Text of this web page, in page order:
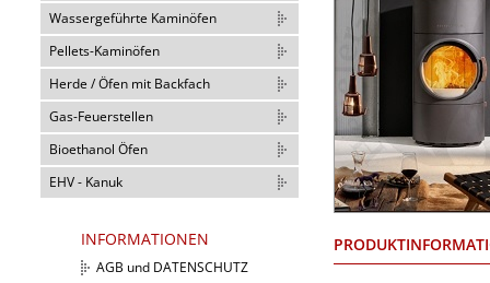
Wassergeführte Kaminöfen
Pellets-Kaminöfen
Herde / Öfen mit Backfach
Gas-Feuerstellen
Bioethanol Öfen
EHV - Kanuk
INFORMATIONEN
AGB und DATENSCHUTZ